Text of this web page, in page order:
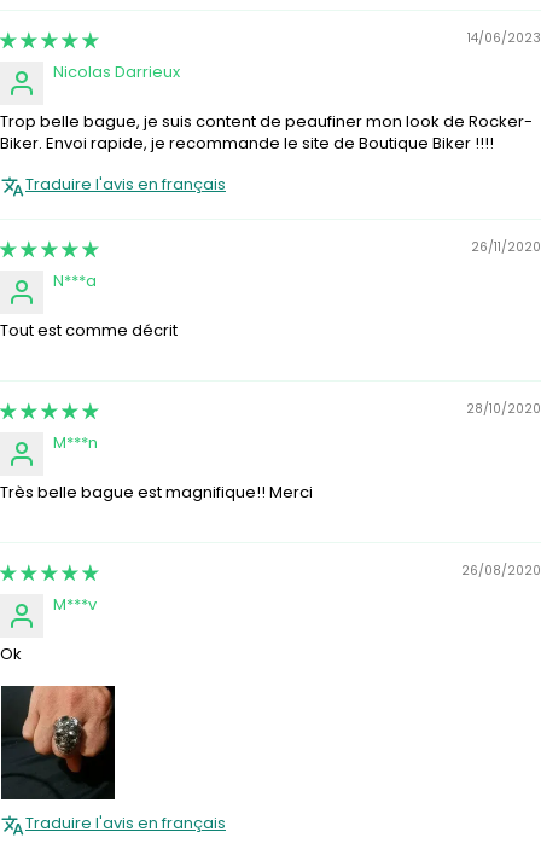
14/06/2023
Nicolas Darrieux
Trop belle bague, je suis content de peaufiner mon look de Rocker-
Biker. Envoi rapide, je recommande le site de Boutique Biker !!!!
Traduire l'avis en français
26/11/2020
N***a
Tout est comme décrit
28/10/2020
M***n
Très belle bague est magnifique!! Merci
26/08/2020
M***v
Ok
Traduire l'avis en français